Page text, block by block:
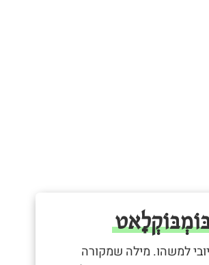
למשהו. מילה שמקורה